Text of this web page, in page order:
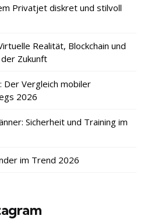
Privatjet diskret und stilvoll
Realität, Blockchain und
Zukunft
Der Vergleich mobiler
2026
Sicherheit und Training im
im Trend 2026